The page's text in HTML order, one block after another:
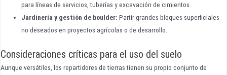
para líneas de servicios, tuberías y excavación de cimientos.
Jardinería y gestión de boulder: Partir grandes bloques superficiales
no deseados en proyectos agrícolas o de desarrollo.
Consideraciones críticas para el uso del suelo
Aunque versátiles, los repartidores de tierras tienen su propio conjunto de